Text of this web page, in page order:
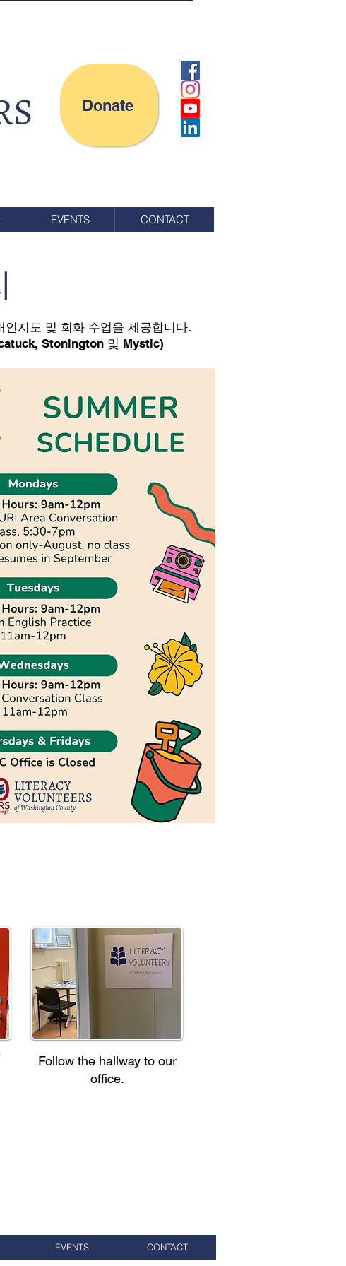
Donate
EVENTS CONTACT
지도 및 회화 수업을 제공합니다.
Stonington 및 Mystic)
LVWC schedule
Tuesday, September 2
근무 시간
요일 오전 9시~오후 2시
9시~오후 1시 문맹 퇴치 전문가 근
School System의 일정을 따
릅니다.
Public Schools Calendar
공립학교 웹사이트
Follow the hallway to our
office.
EVENTS CONTACT